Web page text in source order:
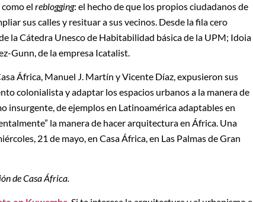
el reblogging: el hecho de que los propios ciudadanos de
sus calles y resituar a sus vecinos. Desde la fila cero
la Cátedra Unesco de Habitabilidad básica de la UPM; Idoia
Gunn, de la empresa Icatalist.
África, Manuel J. Martín y Vicente Díaz, expusieron sus
colonialista y adaptar los espacios urbanos a la manera de
insurgente, de ejemplos en Latinoamérica adaptables en
la manera de hacer arquitectura en África. Una
21 de mayo, en Casa África, en Las Palmas de Gran
de Casa África.